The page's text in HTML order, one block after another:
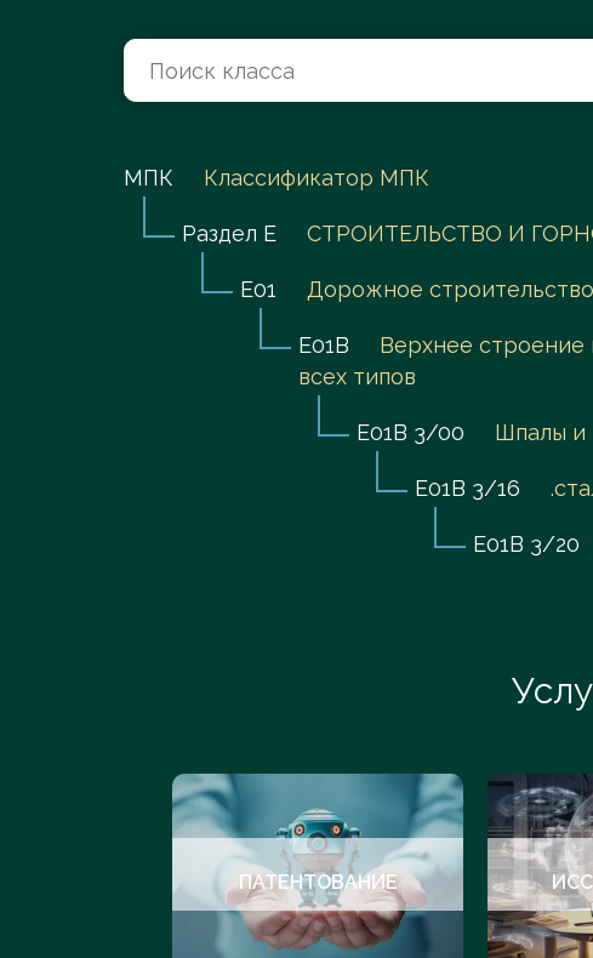
Перейти в каталог
МПК Классификатор МПК
Раздел E СТРОИТЕЛЬСТВО И
E01 Дорожное
E01B
Верхнее строение
всех типов
E01B 3/00 Шпалы и
E01B 3/16
E01B 3/20
ПАТЕНТОВАНИЕ